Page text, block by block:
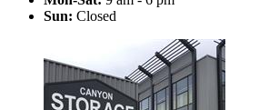
Sun: Closed